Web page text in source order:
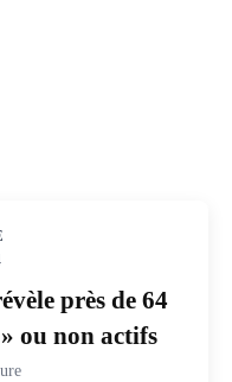
près de 64
ou non actifs